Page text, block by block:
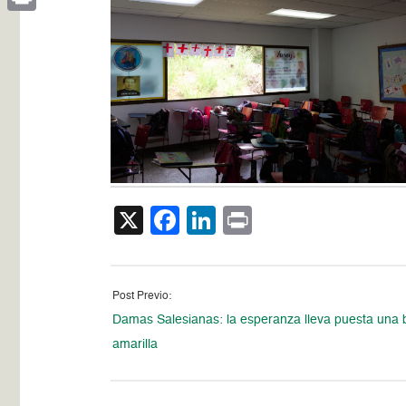
X Facebook
LinkedIn
Post Previo:
Damas Salesianas: la esperanza lleva puesta una
amarilla